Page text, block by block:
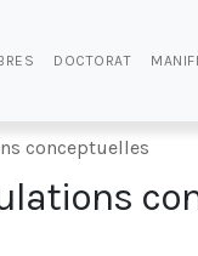
DOCTORAT
conceptuelles